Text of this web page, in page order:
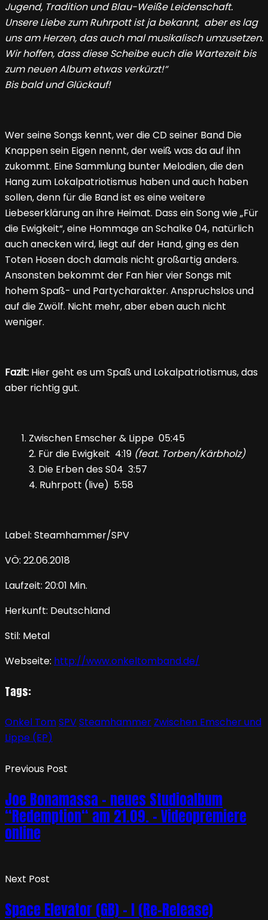
Jugend, Tradition und Blau-Weiße Leidenschaft.
Unsere Liebe zum Ruhrpott ist ja bekannt, aber es lag
uns am Herzen, das auch mal musikalisch umzusetzen.
Wir hoffen, dass diese Scheibe euch die Wartezeit bis
zum neuen Album etwas verkürzt!“
Bis bald und Glückauf!
Wer seine Songs kennt, wer die CD seiner Band Die
Knappen sein Eigen nennt, der weiß was da auf ihn
zukommt. Eine Sammlung bunter Melodien, die den
Hang zum Lokalpatriotismus haben und auch haben
sollen, denn für die Band ist es eine weitere
Liebeserklärung an ihre Heimat. Dass ein Song wie „Für
die Ewigkeit“, eine Hommage an Schalke 04, natürlich
auch anecken wird, liegt auf der Hand, ging es den
Toten Hosen doch damals nicht großartig anders.
Ansonsten bekommt der Fan hier vier Songs mit
hohem Spaß- und Partycharakter. Anspruchslos und
auf die Zwölf. Nicht mehr, aber eben auch nicht
weniger.
Fazit: Hier geht es um Spaß und Lokalpatriotismus, das
aber richtig gut.
Zwischen Emscher & Lippe 05:45
2. Für die Ewigkeit 4:19 (feat. Torben/Kärbholz)
3. Die Erben des S04 3:57
4. Ruhrpott (live) 5:58
Label: Steamhammer/SPV
VÖ: 22.06.2018
Laufzeit: 20:01 Min.
Herkunft: Deutschland
Stil: Metal
Webseite: http://www.onkeltomband.de/
Tags:
Onkel TomSPVSteamhammer Zwischen Emscher und
Lippe (EP)
Previous Post
Joe Bonamassa – neues Studioalbum
“Redemption“ am 21.09. – Videopremiere
online
Next Post
Space Elevator (GB) – I (Re-Release)